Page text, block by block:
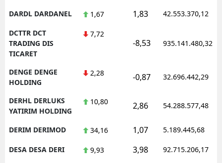
DARDL DARDANEL 1,67 1,83 42.553.370,12
DCTTR DCT
TRADING DIS
TICARET
7,72
-8,53 935.141.480,32
DENGE DENGE
HOLDING
2,28 -0,87 32.696.442,29
DERHL DERLUKS
YATIRIM HOLDING
10,80 2,86 54.288.577,48
DERIM DERIMOD 34,16 1,07 5.189.445,68
DESA DESA DERI 9,93 3,98 92.715.206,17